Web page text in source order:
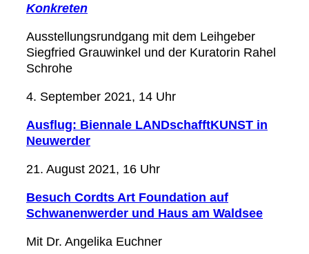
Konkreten
Ausstellungsrundgang mit dem Leihgeber
Siegfried Grauwinkel und der Kuratorin Rahel
Schrohe
4. September 2021, 14 Uhr
Ausflug: Biennale LANDschafftKUNST in
Neuwerder
21. August 2021, 16 Uhr
Besuch Cordts Art Foundation auf
Schwanenwerder und Haus am Waldsee
Mit Dr. Angelika Euchner